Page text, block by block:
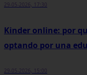
29-05-2026, 17:30
Kinder online: por
optando por una
29-05-2026, 15:00